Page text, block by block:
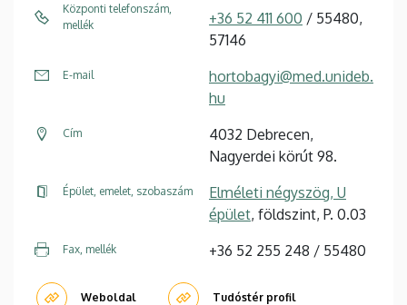
Központi telefonszám,
mellék
+36 52 411 600 / 55480,
57146
E-mail
hortobagyi@med.unideb.
hu
Cím
4032 Debrecen,
Nagyerdei körút 98.
Épület, emelet, szobaszám
Elméleti négyszög, U
épület, földszint, P. 0.03
Fax, mellék +36 52 255 248 / 55480
Weboldal Tudóstér profil